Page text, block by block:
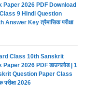
Paper 2026 PDF Download
9 Hindi Question
Answer Key त्रैमासिक परीक्षा
Class 10th Sanskrit
Paper 2026 PDF डाउनलोड | 1
Question Paper Class
परीक्षा 2026